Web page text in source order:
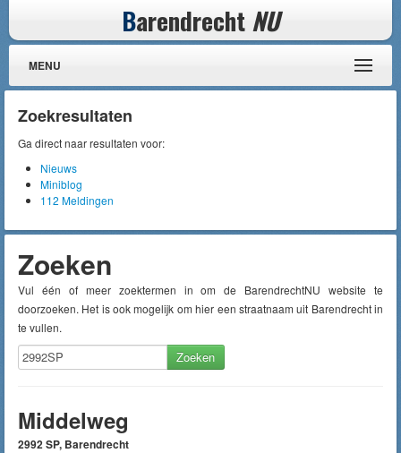
Barendrecht NU
MENU
Zoekresultaten
Ga direct naar resultaten voor:
Nieuws
Miniblog
112 Meldingen
Zoeken
Vul één of meer zoektermen in om de BarendrechtNU website te
doorzoeken. Het is ook mogelijk om hier een straatnaam uit Barendrecht in
te vullen.
Zoeken
Middelweg
2992 SP, Barendrecht